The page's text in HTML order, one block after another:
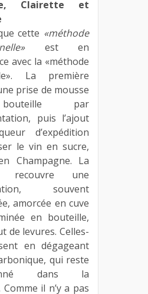
Clairette et
cette «méthode
est en
avec la «méthode
La première
prise de mousse
par
puis l’ajout
d’expédition
le vin en sucre,
Champagne. La
recouvre une
souvent
amorcée en cuve
en bouteille,
de levures. Celles-
en dégageant
qui reste
dans la
il n’y a pas